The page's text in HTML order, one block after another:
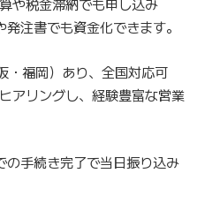
注書でも資金化できます。
・福岡）あり、全国対応可
アリングし、経験豊富な営業
手続き完了で当日振り込み